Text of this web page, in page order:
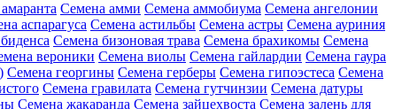
Семена амми Семена аммобиума Семена ангелонии
аспарагуса Семена астильбы Семена астры Семена ауриния
Семена бизоновая трава Семена брахикомы Семена
вероники Семена виолы Семена гайлардии Семена гаура
Семена георгины Семена герберы Семена гипоэстеса Семена
Семена гравилата Семена гутчинзии Семена датуры
Семена жакаранда Семена зайцехвоста Семена залень для